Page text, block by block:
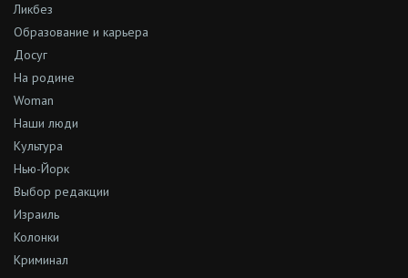
Ликбез
Образование и карьера
Досуг
На родине
Woman
Наши люди
Культура
Нью-Йорк
Выбор редакции
Израиль
Колонки
Криминал